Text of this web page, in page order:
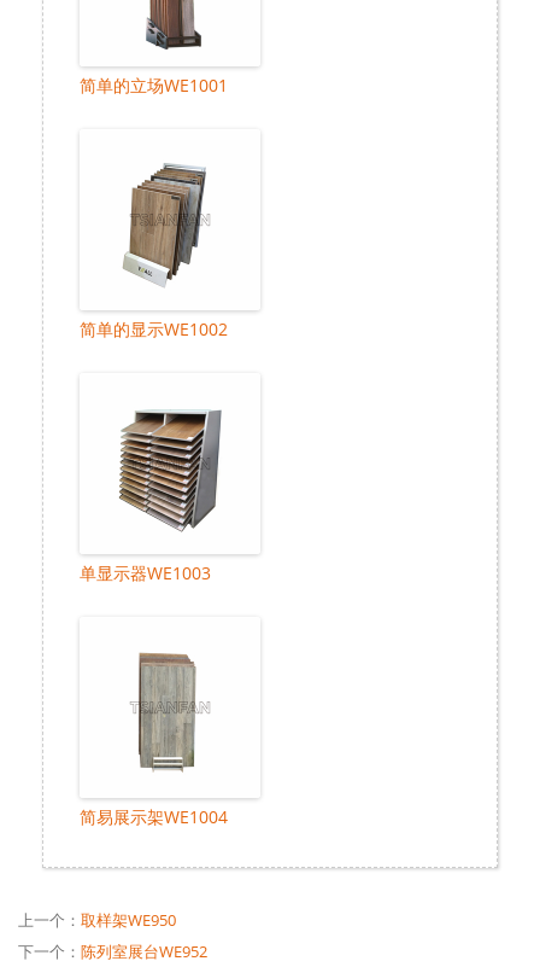
简单的立场WE1001
简单的显示WE1002
单显示器WE1003
简易展示架WE1004
上一个： 取样架WE950
下一个： 陈列室展台WE952